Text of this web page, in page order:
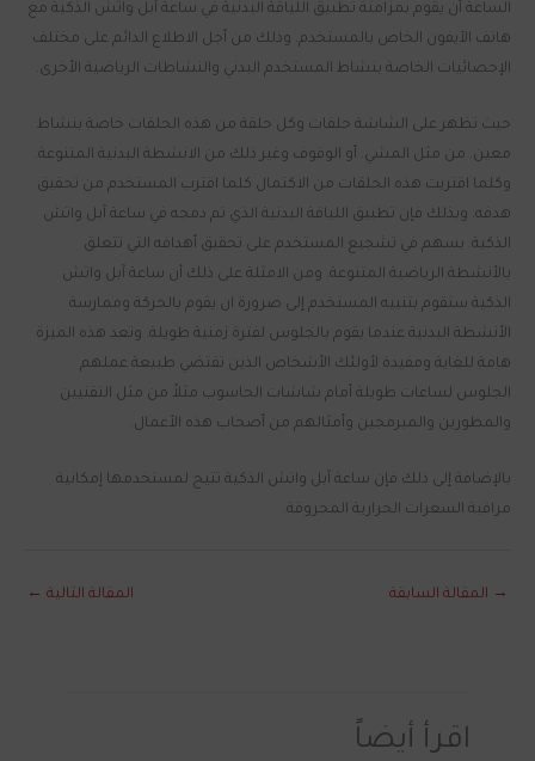
الساعة أن يقوم بمزامنة تطبيق اللياقة البدنية في ساعة آبل واتش الذكية مع
هاتف الآيفون الخاص بالمستخدم. وذلك من أجل الاطلاع الدائم على مختلف
الإحصائيات الخاصة بنشاط المستخدم البدني والنشاطات الرياضية الأخرى.
حيث تظهر على الشاشة حلقات وكل حلقة من هذه الحلقات خاصة بنشاط
معين. من مثل المشي. أو الوقوف وغير ذلك من الانشطة البدنية المتنوعة.
وكلما اقتربت هذه الحلقات من الاكتمال كلما اقترب المستخدم من تحقيق
هدفه. وبذلك فإن تطبيق اللياقة البدنية الذي تم دمجه في ساعة آبل واتش
الذكية. يسهم في تشجيع المستخدم على تحقيق أهدافه التي تتعلق
بالأنشطة الرياضية المتنوعة. ومن الامثلة على ذلك أن ساعة آبل واتش
الذكية ستقوم بتنبيه المستخدم إلى ضرورة ان يقوم بالحركة وممارسة
الأنشطة البدنية عندما يقوم بالجلوس لفترة زمنية طويلة. وتعد هذه الميزة
هامة للغاية ومفيدة لأولئك الأشخاص الذين تقتضي طبيعة عملهم
الجلوس لساعات طويلة أمام شاشات الحاسوب مثلاً من مثل التقنيين
والمطورين والمبرمجين وأمثالهم من أصحاب هذه الأعمال.
بالإضافة إلى ذلك فإن ساعة آبل واتش الذكية تتيح لمستخدمها إمكانية
مراقبة السعرات الحرارية المحروقة.
→ المقالة السابقة المقالة التالية ←
اقرأ أيضاً